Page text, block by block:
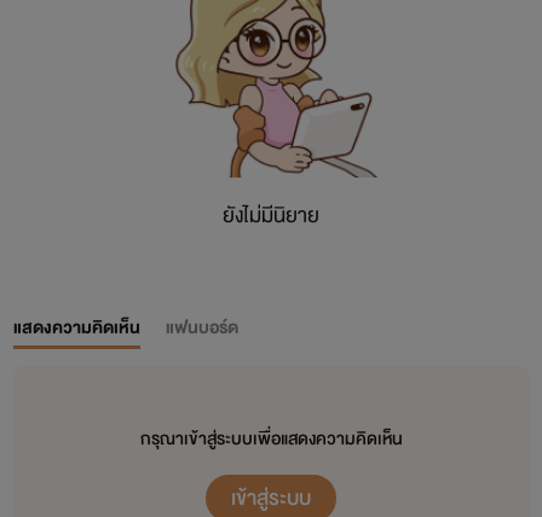
ยังไม่มีนิยาย
แสดงความคิดเห็น แฟนบอร์ด
กรุณาเข้าสู่ระบบเพื่อแสดงความคิดเห็น
เข้าสู่ระบบ